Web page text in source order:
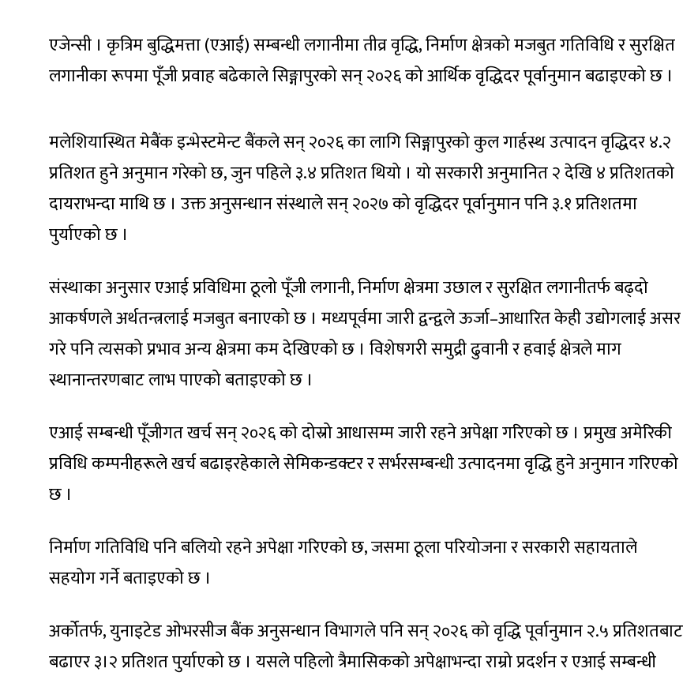
एजेन्सी । कृत्रिम बुद्धिमत्ता (एआई) सम्बन्धी लगानीमा तीव्र वृद्धि, निर्माण क्षेत्रको मजबुत गतिविधि र सुरक्षित
लगानीका रूपमा पूँजी प्रवाह बढेकाले सिङ्गापुरको सन् २०२६ को आर्थिक वृद्धिदर पूर्वानुमान बढाइएको छ ।
मलेशियास्थित मेबैंक इन्भेस्टमेन्ट बैंकले सन् २०२६ का लागि सिङ्गापुरको कुल गार्हस्थ उत्पादन वृद्धिदर ४.२
प्रतिशत हुने अनुमान गरेको छ, जुन पहिले ३.४ प्रतिशत थियो । यो सरकारी अनुमानित २ देखि ४ प्रतिशतको
दायराभन्दा माथि छ । उक्त अनुसन्धान संस्थाले सन् २०२७ को वृद्धिदर पूर्वानुमान पनि ३.१ प्रतिशतमा
पुर्याएको छ ।
संस्थाका अनुसार एआई प्रविधिमा ठूलो पूँजी लगानी, निर्माण क्षेत्रमा उछाल र सुरक्षित लगानीतर्फ बढ्दो
आकर्षणले अर्थतन्त्रलाई मजबुत बनाएको छ । मध्यपूर्वमा जारी द्वन्द्वले ऊर्जा–आधारित केही उद्योगलाई असर
गरे पनि त्यसको प्रभाव अन्य क्षेत्रमा कम देखिएको छ । विशेषगरी समुद्री ढुवानी र हवाई क्षेत्रले माग
स्थानान्तरणबाट लाभ पाएको बताइएको छ ।
एआई सम्बन्धी पूँजीगत खर्च सन् २०२६ को दोस्रो आधासम्म जारी रहने अपेक्षा गरिएको छ । प्रमुख अमेरिकी
प्रविधि कम्पनीहरूले खर्च बढाइरहेकाले सेमिकन्डक्टर र सर्भरसम्बन्धी उत्पादनमा वृद्धि हुने अनुमान गरिएको
छ ।
निर्माण गतिविधि पनि बलियो रहने अपेक्षा गरिएको छ, जसमा ठूला परियोजना र सरकारी सहायताले
सहयोग गर्ने बताइएको छ ।
अर्कोतर्फ, युनाइटेड ओभरसीज बैंक अनुसन्धान विभागले पनि सन् २०२६ को वृद्धि पूर्वानुमान २.५ प्रतिशतबाट
बढाएर ३।२ प्रतिशत पुर्याएको छ । यसले पहिलो त्रैमासिकको अपेक्षाभन्दा राम्रो प्रदर्शन र एआई सम्बन्धी